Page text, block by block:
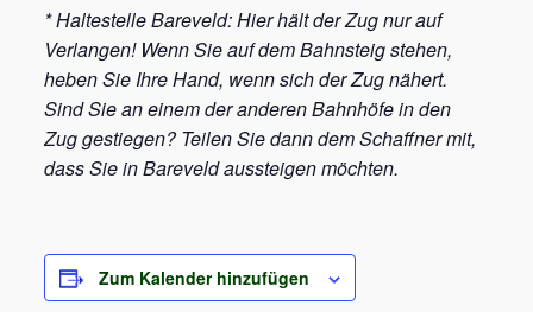
* Haltestelle Bareveld: Hier hält der Zug nur auf
Verlangen! Wenn Sie auf dem Bahnsteig stehen,
heben Sie Ihre Hand, wenn sich der Zug nähert.
Sind Sie an einem der anderen Bahnhöfe in den
Zug gestiegen? Teilen Sie dann dem Schaffner mit,
dass Sie in Bareveld aussteigen möchten.
Zum Kalender hinzufügen